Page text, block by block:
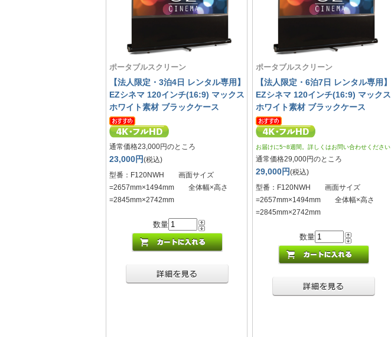
ポータブルスクリーン
【法人限定・3泊4日 レンタル専用】
EZシネマ 120インチ(16:9) マックス
ホワイト素材 ブラックケース
通常価格23,000円のところ
23,000円(税込)
型番：F120NWH 画面サイズ
=2657mm×1494mm 全体幅×高さ
=2845mm×2742mm
数量
ポータブルスクリーン
【法人限定・6泊7日 レンタル専用】
EZシネマ 120インチ(16:9) マックス
ホワイト素材 ブラックケース
お届けに5~8週間。詳しくはお問い合わせください
通常価格29,000円のところ
29,000円(税込)
型番：F120NWH 画面サイズ
=2657mm×1494mm 全体幅×高さ
=2845mm×2742mm
数量